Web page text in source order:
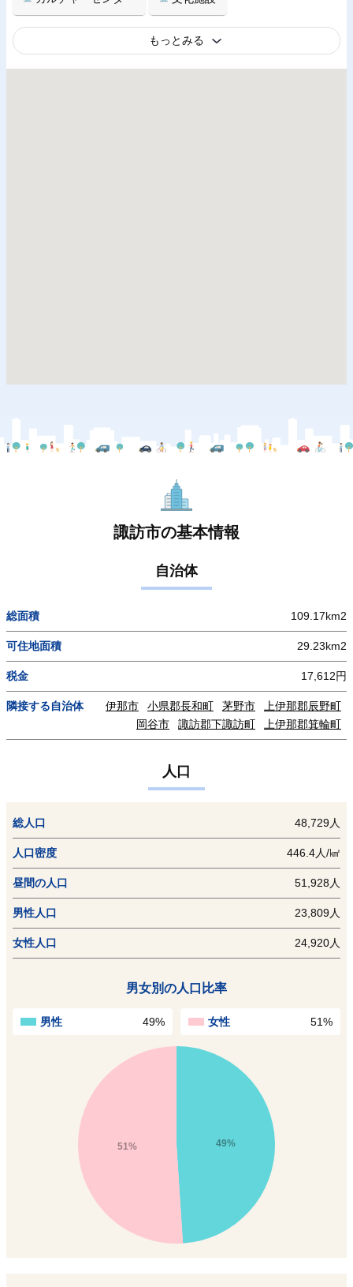
もっとみる
諏訪市の基本情報
自治体
総面積 109.17km2
可住地面積 29.23km2
税金 17,612円
隣接する自治体 伊那市 小県郡長和町 茅野市
上伊那郡辰野町
岡谷市
諏訪郡下諏訪町 上伊那郡箕輪町
人口
総人口 48,729人
人口密度 446.4人/㎢
昼間の人口 51,928人
男性人口 23,809人
女性人口 24,920人
男女別の人口比率
男性 49% 女性 51%
49%
51%